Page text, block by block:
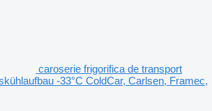
caroserie frigorifica de transport
-33°C ColdCar, Carlsen, Framec,